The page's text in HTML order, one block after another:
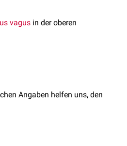
vagus in der oberen
Angaben helfen uns, den